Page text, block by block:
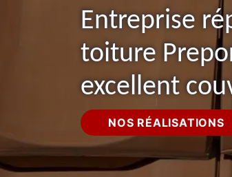
Entreprise
toiture
excellent
NOS RÉALISATIONS